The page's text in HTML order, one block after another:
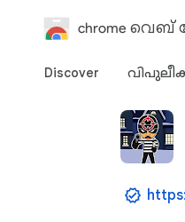
chrome വെബ്
Discover